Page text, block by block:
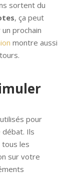
sortent du
, ça peut
prochain
montre aussi
pour
débat. Ils
les
sur votre